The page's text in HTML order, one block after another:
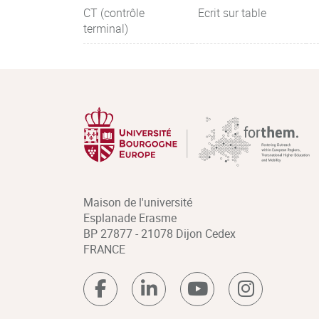
CT (contrôle
terminal)
Ecrit sur table
Maison de l'université
Esplanade Erasme
BP 27877 - 21078 Dijon Cedex
FRANCE